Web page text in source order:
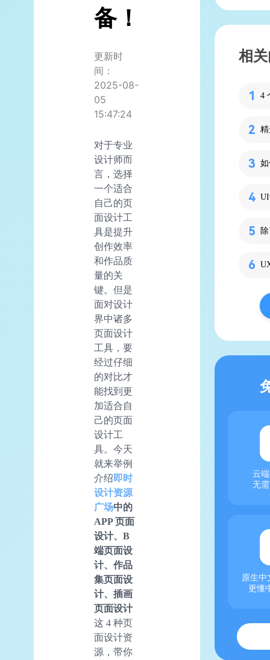
备！
更新时
间：
2025-08-
05
15:47:24
对于专业
设计师而
言，选择
一个适合
自己的页
面设计工
具是提升
创作效率
和作品质
量的关
键。但是
面对设计
界中诸多
页面设计
工具，要
经过仔细
的对比才
能找到更
加适合自
己的页面
设计工
具。今天
就来举例
介绍 即时
设计资源
广场中的
APP 页面
设计、B
端页面设
计、作品
集页面设
计、插画
页面设计
这 4 种页
面设计资
源，带你
相
4
云
无
原生中
更懂